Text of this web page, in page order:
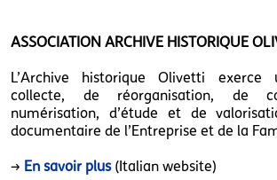
ASSOCIATION ARCHIVE HISTORIQUE
L’Archive historique Olivetti
collecte, de réorganisation, de
numérisation, d’étude et de
documentaire de l’Entreprise et de la
→ En savoir plus(Italian website)